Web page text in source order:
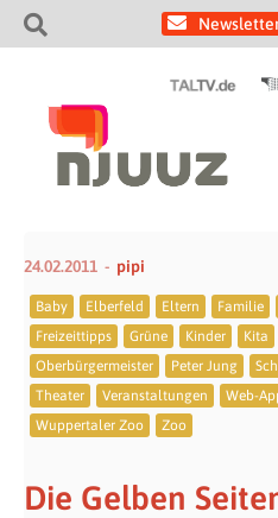
24.02.2011 pipi
Baby Elberfeld Eltern Familie
Freizeittipps
Grüne Kinder Kita
Oberbürgermeister
Peter Jung
Theater
Veranstaltungen Web-
Wuppertaler Zoo
Zoo
Die Gelben